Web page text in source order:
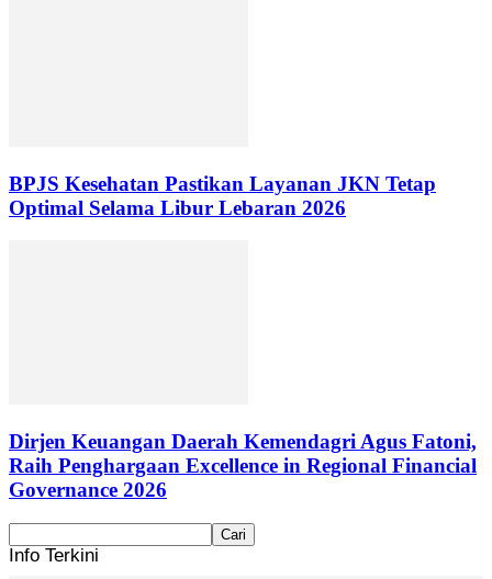
BPJS Kesehatan Pastikan Layanan JKN Tetap
Optimal Selama Libur Lebaran 2026
Dirjen Keuangan Daerah Kemendagri Agus Fatoni,
Raih Penghargaan Excellence in Regional Financial
Governance 2026
Info Terkini